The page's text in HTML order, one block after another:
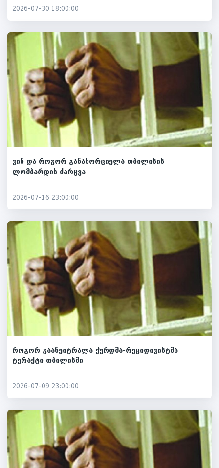
2026-07-30 18:00:00
ვინ და როგორ განახორციელა თბილისის
ლომბარდის ძარცვა
2026-07-16 23:00:00
როგორ გაანეიტრალა ქურდმა-რეციდივისტმა
ტერაქტი თბილისში
2026-07-09 23:00:00